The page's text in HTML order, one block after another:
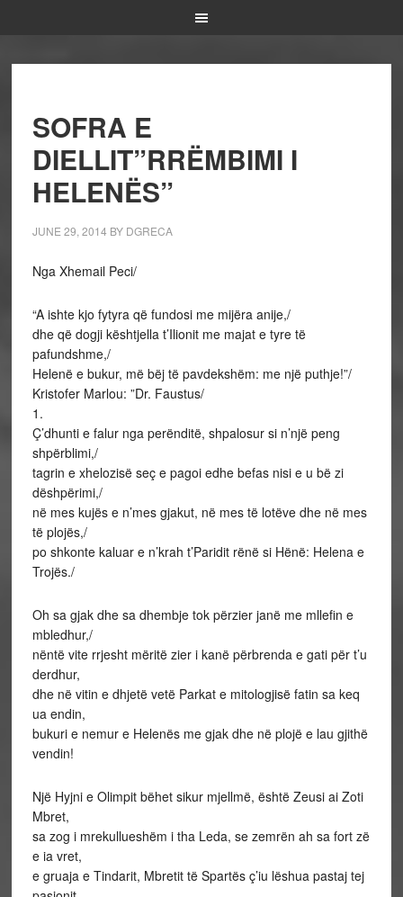
SOFRA E
DIELLIT”RRËMBIMI I
HELENËS”
JUNE 29, 2014 BY DGRECA
Nga Xhemail Peci/
“A ishte kjo fytyra që fundosi me mijëra anije,/
dhe që dogji kështjella t’Ilionit me majat e tyre të
pafundshme,/
Helenë e bukur, më bëj të pavdekshëm: me një puthje!”/
Kristofer Marlou: ”Dr. Faustus/
1.
Ç’dhunti e falur nga perënditë, shpalosur si n’një peng
shpërblimi,/
tagrin e xhelozisë seç e pagoi edhe befas nisi e u bë zi
dëshpërimi,/
në mes kujës e n’mes gjakut, në mes të lotëve dhe në mes
të plojës,/
po shkonte kaluar e n’krah t’Paridit rënë si Hënë: Helena e
Trojës./
Oh sa gjak dhe sa dhembje tok përzier janë me mllefin e
mbledhur,/
nëntë vite rrjesht mëritë zier i kanë përbrenda e gati për t’u
derdhur,
dhe në vitin e dhjetë vetë Parkat e mitologjisë fatin sa keq
ua endin,
bukuri e nemur e Helenës me gjak dhe në plojë e lau gjithë
vendin!
Një Hyjni e Olimpit bëhet sikur mjellmë, është Zeusi ai Zoti
Mbret,
sa zog i mrekullueshëm i tha Leda, se zemrën ah sa fort zë
e ia vret,
e gruaja e Tindarit, Mbretit të Spartës ç’iu lëshua pastaj tej